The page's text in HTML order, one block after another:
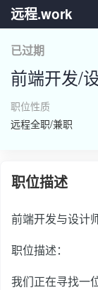
远程.work
已过期
前端开发/
职位性质
远程全职/兼职
职位描述
前端开发与设计
职位描述：
我们正在寻找一